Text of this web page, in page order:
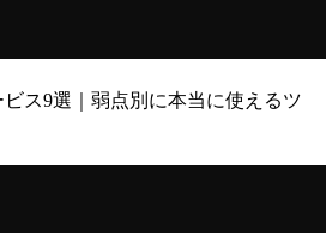
ビス9選｜弱点別に本当に使えるツ